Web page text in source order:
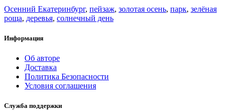
Осенний Екатеринбург, пейзаж, золотая осень, парк, зелёная
роща, деревья, солнечный день
Информация
Об авторе
Доставка
Политика Безопасности
Условия соглашения
Служба поддержки